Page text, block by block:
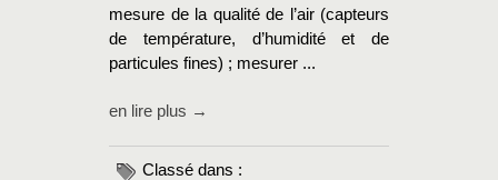
mesure de la qualité de l’air (capteurs
de température, d’humidité et de
particules fines) ; mesurer ...
en lire plus →
Classé dans :